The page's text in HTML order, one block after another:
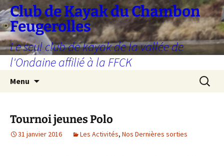
Aller
au
contenu
Club de Kayak du Chambon
Feugerolles
Le seul club de kayak de la vallée de
l'Ondaine affilié à la FFCK
Menu
Tournoi jeunes Polo
31 janvier 2016 Les Activités, Nos Dernières sorties